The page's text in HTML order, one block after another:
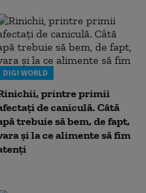
DIGI WORLD
printre primii
de caniculă. Câtă
trebuie să bem, de fapt,
și la ce alimente să fim